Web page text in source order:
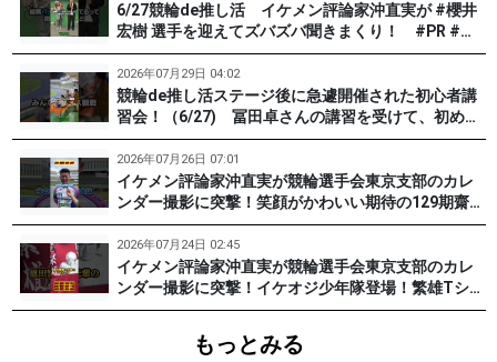
6/27競輪de推し活 イケメン評論家沖直実が #櫻井
宏樹 選手を迎えてズバズバ聞きまくり！ #PR #松
戸けいりん #和田健太郎
2026年07月29日 04:02
競輪de推し活ステージ後に急遽開催された初心者講
習会！（6/27) 冨田卓さんの講習を受けて、初めて
チャレンジした女子たち。果たして…？ #PR #松戸
けいりん #和田健太郎 #沖直実
2026年07月26日 07:01
イケメン評論家沖直実が競輪選手会東京支部のカレ
ンダー撮影に突撃！笑顔がかわいい期待の129期齋藤
宏樹選手登場！ #pr #松戸けいりん
2026年07月24日 02:45
イケメン評論家沖直実が競輪選手会東京支部のカレ
ンダー撮影に突撃！イケオジ少年隊登場！繁雄Tシャ
ツへの思いとは？ #PR #松戸けいりん #川口満広 #
浦山一栄 #市川健太
もっとみる